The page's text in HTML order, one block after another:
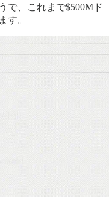
で、これまで$500Mド
す。